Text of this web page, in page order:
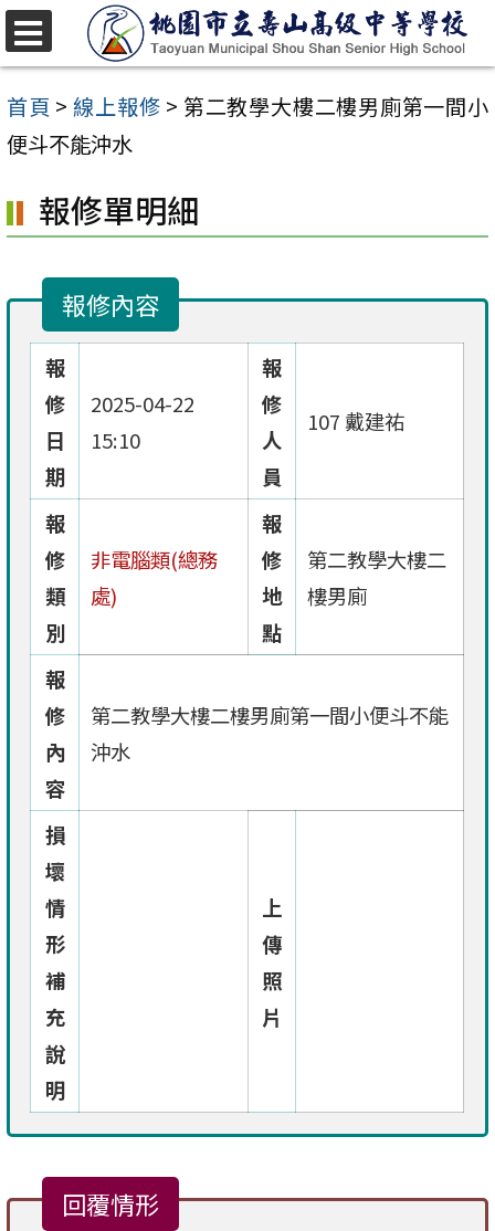
跳
至
主
要
容
區
首頁 >線上報修 > 第二教學大樓二樓男廁第一間小
便斗不能沖水
報修單明細
報修內容
報
修
日
期
2025-04-22
15:10
報
修
人
員
107 戴建祐
報
修
類
別
非電腦類(總務
處)
報
修
地
點
第二教學大樓二
樓男廁
報
修
內
容
第二教學大樓二樓男廁第一間小便斗不能
沖水
損
壞
情
形
補
充
說
明
上
傳
照
片
回覆情形
選
單